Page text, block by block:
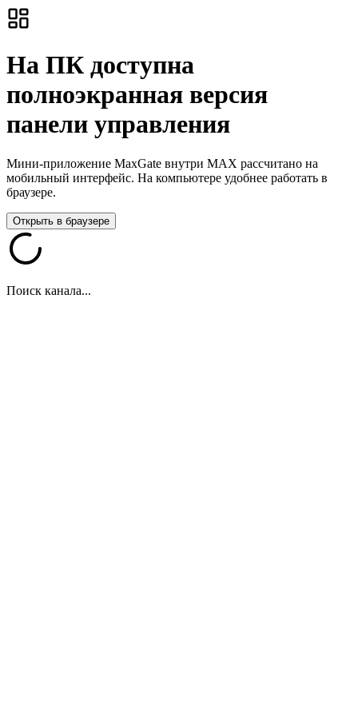
На ПК доступна
полноэкранная версия
панели управления
Мини-приложение MaxGate внутри MAX рассчитано на
мобильный интерфейс. На компьютере удобнее работать в
браузере.
Открыть в браузере
Поиск канала...